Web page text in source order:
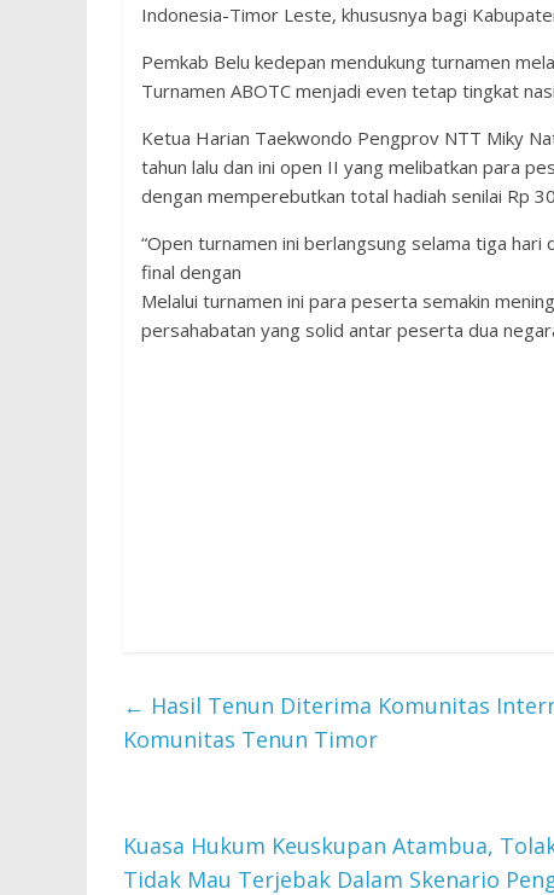
Indonesia-Timor Leste, khususnya bagi
Pemkab Belu kedepan mendukung turnamen
Turnamen ABOTC menjadi even tetap tingkat
Ketua Harian Taekwondo Pengprov NTT Miky
tahun lalu dan ini open II yang melibatkan para
dengan memperebutkan total hadiah senilai Rp
“Open turnamen ini berlangsung selama tiga
final dengan
Melalui turnamen ini para peserta semakin
persahabatan yang solid antar peserta dua
← Hasil Tenun Diterima Komunitas
Komunitas Tenun Timor
Kuasa Hukum Keuskupan Atambua,
Tidak Mau Terjebak Dalam Skenario